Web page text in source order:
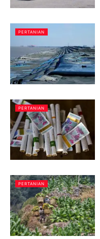
PERTANIAN
PERTANIAN
PERTANIAN